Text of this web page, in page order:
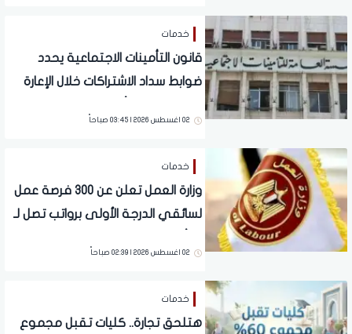
خدمات
قانون التأمينات الاجتماعية يحدد
ضوابط سداد الاشتراكات خلال الإعارة
02 اغسطس 2026 | 03:45 صباحاً
خدمات
وزارة العمل تعلن عن 300 فرصة عمل
لسائقي الدرجة الأولى برواتب تصل لـ
02 اغسطس 2026 | 02:39 صباحاً
خدمات
هتلحق تجارة.. كليات تقبل مجموع